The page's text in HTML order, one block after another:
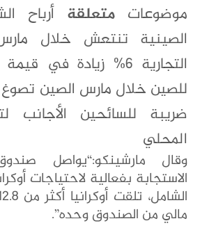
موضوعات متعلقة أرباح
الصينية تنتعش خلال
التجارية 6% زيادة في
للصين خلال مارس الصين
ضريبة للسائحين الأجانب
المحلي
وقال مارشينكو:“يواصل
الاستجابة بفعالية لاحتياجات
مالي من الصندوق وحده”.